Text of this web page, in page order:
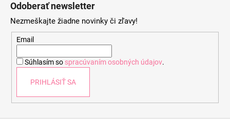
Odoberať newsletter
Nezmeškajte žiadne novinky či zľavy!
Email
Súhlasím so spracúvaním osobných údajov.
PRIHLÁSIŤ SA